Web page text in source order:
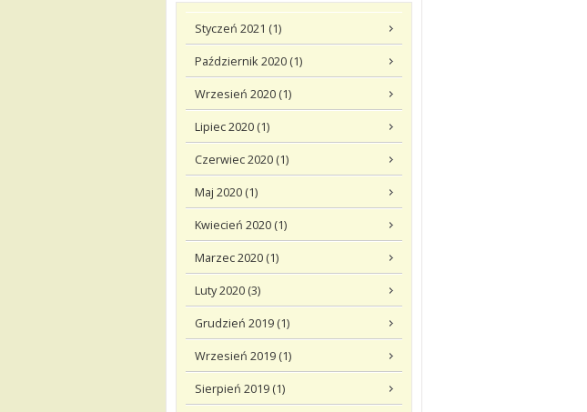
Styczeń 2021 (1)
Październik 2020 (1)
Wrzesień 2020 (1)
Lipiec 2020 (1)
Czerwiec 2020 (1)
Maj 2020 (1)
Kwiecień 2020 (1)
Marzec 2020 (1)
Luty 2020 (3)
Grudzień 2019 (1)
Wrzesień 2019 (1)
Sierpień 2019 (1)